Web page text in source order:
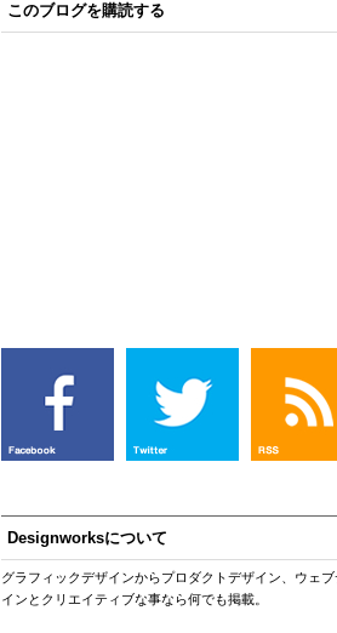
このブログを購読する
Designworksについて
グラフィックデザインからプロダクトデザイン、ウェ
インとクリエイティブな事なら何でも掲載。